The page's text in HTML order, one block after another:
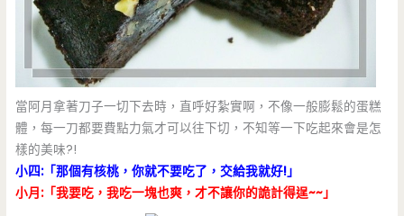
當阿月拿著刀子一切下去時，直呼好紮實啊，不像一般膨鬆的蛋糕
體，每一刀都要費點力氣才可以往下切，不知等一下吃起來會是怎
樣的美味?!
小四:「那個有核桃，你就不要吃了，交給我就好!」
小月:「我要吃，我吃一塊也爽，才不讓你的詭計得逞~~」